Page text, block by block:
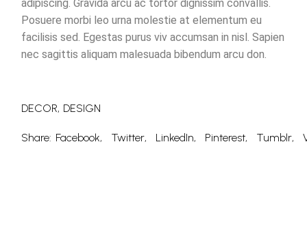
adipiscing. Gravida arcu ac tortor dignissim convallis.
Posuere morbi leo urna molestie at elementum eu
facilisis sed. Egestas purus viv accumsan in nisl. Sapien
nec sagittis aliquam malesuada bibendum arcu don.
DECOR DESIGN
Share: Facebook Twitter LinkedIn Pinterest Tumblr